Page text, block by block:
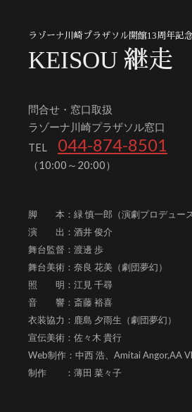
ラゾーナ川崎プラザソル開館13周年記
KEISOU 継走
問合せ・窓口取扱
ラゾーナ川崎プラザソル窓口
TEL 044-874-8501
（10:00～20:00）
脚 本：緑 慎一郎（演劇プロデュース
演 出：酒井 俊介
舞台監督：渡邊 歩
舞台美術：奈良 花美（劇団夢幻）
照 明：江見 千尋
音 響：斎藤 裕喜
衣装協力：鹿島 夕雨生（劇団夢幻）
宣伝美術：佐々木 貴行
Web制作：中西 浩、 Amitai Angor,AA
制作 ：薄田 菜々子